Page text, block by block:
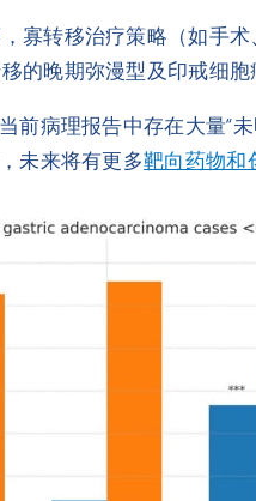
寡转移治疗策略（如手
的晚期弥漫型及印戒细胞
前病理报告中存在大量“
未来将有更多靶向药物和